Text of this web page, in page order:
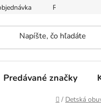
Reklamačný
Predávané značky
Domov
/ Detská